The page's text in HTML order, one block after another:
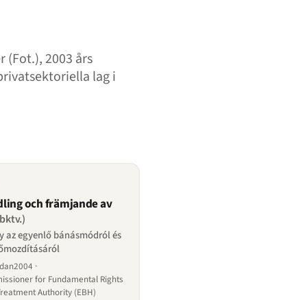
2003 års
lag i
och främjande av
az egyenlő bánásmódról és
·
for Fundamental Rights
Authority (EBH)